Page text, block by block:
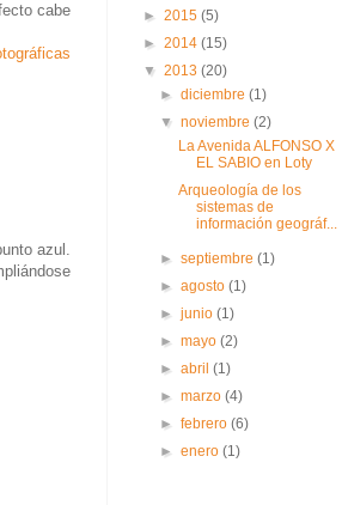
cabe
azul.
► 2015 (5)
► 2014 (15)
▼ 2013 (20)
►diciembre(1)
▼noviembre(2)
La Avenida ALFONSO X
EL SABIO en Loty
Arqueología de los
sistemas de
información geográf...
►septiembre(1)
►agosto(1)
►junio(1)
►mayo(2)
►abril(1)
►marzo(4)
►febrero(6)
►enero(1)